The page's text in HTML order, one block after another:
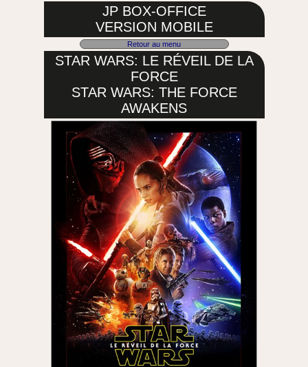
JP BOX-OFFICE
VERSION MOBILE
Retour au menu
STAR WARS: LE RÉVEIL DE LA
FORCE
STAR WARS: THE FORCE
AWAKENS